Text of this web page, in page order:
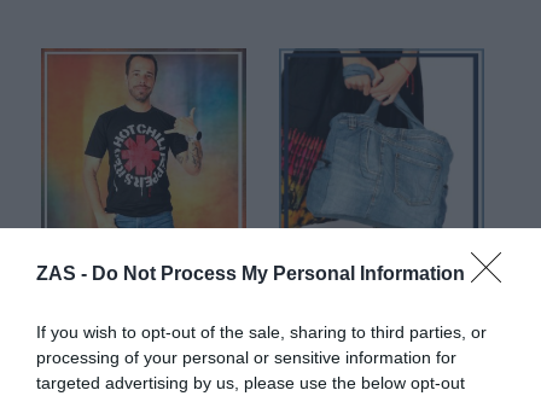
ZAS - Do Not Process My Personal Information
If you wish to opt-out of the sale, sharing to third parties, or
processing of your personal or sensitive information for
targeted advertising by us, please use the below opt-out
CAMISETAS DE GRUPOS Y
ORIGINALES. MUCHO MAS QUE
BOLSOS Y MOCHILAS JEANS -
VAQUEROS RECICLADOS - NUEVA